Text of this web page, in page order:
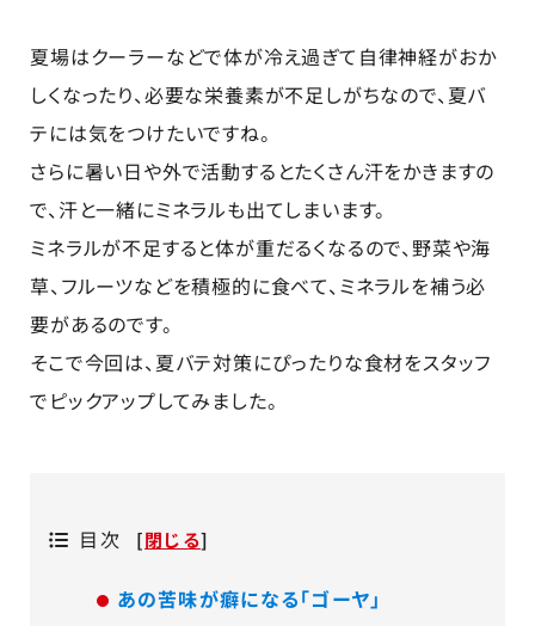
夏場はクーラーなどで体が冷え過ぎて自律神経がおか
しくなったり、必要な栄養素が不足しがちなので、夏バ
テには気をつけたいですね。
さらに暑い日や外で活動するとたくさん汗をかきますの
で、汗と一緒にミネラルも出てしまいます。
ミネラルが不足すると体が重だるくなるので、野菜や海
草、フルーツなどを積極的に食べて、ミネラルを補う必
要があるのです。
そこで今回は、夏バテ対策にぴったりな食材をスタッフ
でピックアップしてみました。
目次 [閉じる]
あの苦味が癖になる「ゴーヤ」